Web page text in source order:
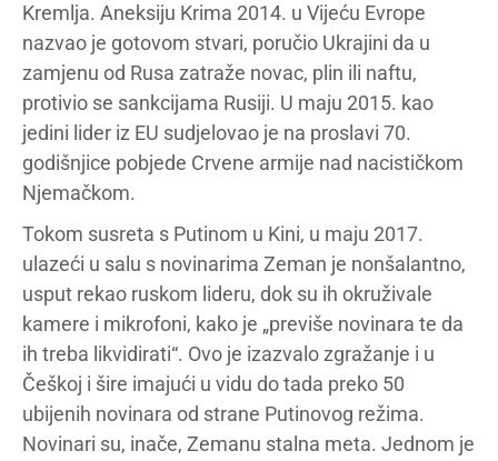
Kremlja. Aneksiju Krima 2014. u Vijeću Evrope
nazvao je gotovom stvari, poručio Ukrajini da u
zamjenu od Rusa zatraže novac, plin ili naftu,
protivio se sankcijama Rusiji. U maju 2015. kao
jedini lider iz EU sudjelovao je na proslavi 70.
godišnjice pobjede Crvene armije nad nacističkom
Njemačkom.
Tokom susreta s Putinom u Kini, u maju 2017.
ulazeći u salu s novinarima Zeman je nonšalantno,
usput rekao ruskom lideru, dok su ih okruživale
kamere i mikrofoni, kako je „previše novinara te da
ih treba likvidirati“. Ovo je izazvalo zgražanje i u
Češkoj i šire imajući u vidu do tada preko 50
ubijenih novinara od strane Putinovog režima.
Novinari su, inače, Zemanu stalna meta. Jednom je